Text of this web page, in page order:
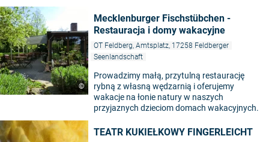
©
Mecklenburger Fischstübchen -
Restauracja i domy wakacyjne
OT Feldberg, Amtsplatz, 17258 Feldberger
Seenlandschaft
Prowadzimy małą, przytulną restaurację
rybną z własną wędzarnią i oferujemy
wakacje na łonie natury w naszych
przyjaznych dzieciom domach wakacyjnych.
TEATR KUKIEŁKOWY FINGERLEICHT